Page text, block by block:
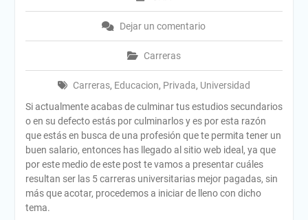
Dejar un comentario
Carreras
Carreras, Educacion, Privada, Universidad
Si actualmente acabas de culminar tus estudios secundarios
o en su defecto estás por culminarlos y es por esta razón
que estás en busca de una profesión que te permita tener un
buen salario, entonces has llegado al sitio web ideal, ya que
por este medio de este post te vamos a presentar cuáles
resultan ser las 5 carreras universitarias mejor pagadas, sin
más que acotar, procedemos a iniciar de lleno con dicho
tema.